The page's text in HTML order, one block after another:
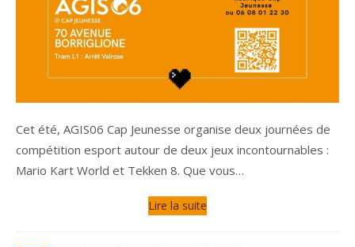
Cet été, AGIS06 Cap Jeunesse organise deux journées de
compétition esport autour de deux jeux incontournables :
Mario Kart World et Tekken 8. Que vous…
Lire la suite